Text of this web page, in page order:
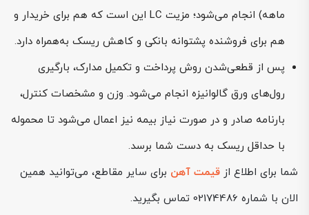
ماهه) انجام می‌شود؛ مزیت LC این است که هم برای خریدار و
هم برای فروشنده پشتوانه بانکی و کاهش ریسک به‌همراه دارد.
پس از قطعی‌شدن روش پرداخت و تکمیل مدارک، بارگیری
رول‌های ورق گالوانیزه انجام می‌شود. وزن و مشخصات کنترل،
بارنامه صادر و در صورت نیاز بیمه نیز اعمال می‌شود تا محموله
با حداقل ریسک به دست شما برسد.
شما برای اطلاع از قیمت آهن برای سایر مقاطع، می‌توانید همین
الان با شماره 02174486 تماس بگیرید.